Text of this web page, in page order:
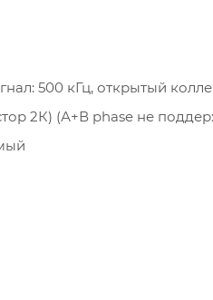
500 кГц, открытый
2К) (А+В phase не